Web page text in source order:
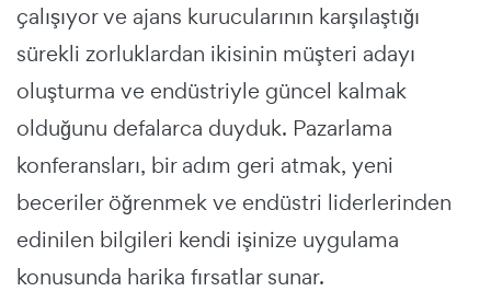
çalışıyor ve ajans kurucularının karşılaştığı
sürekli zorluklardan ikisinin müşteri adayı
oluşturma ve endüstriyle güncel kalmak
olduğunu defalarca duyduk. Pazarlama
konferansları, bir adım geri atmak, yeni
beceriler öğrenmek ve endüstri liderlerinden
edinilen bilgileri kendi işinize uygulama
konusunda harika fırsatlar sunar.